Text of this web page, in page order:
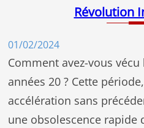
Révolution
01/02/2024
Comment avez-vous
années 20 ? Cette
accélération sans
une obsolescence rapide